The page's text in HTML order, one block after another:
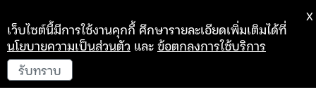
เว็บไซต์นี้มีการใช้งานคุกกี้ ศึกษารายละเอียดเพิ่มเติมได้ที่
นโยบายความเป็นส่วนตัว และข้อตกลงการใช้บริการ
รับทราบ
X